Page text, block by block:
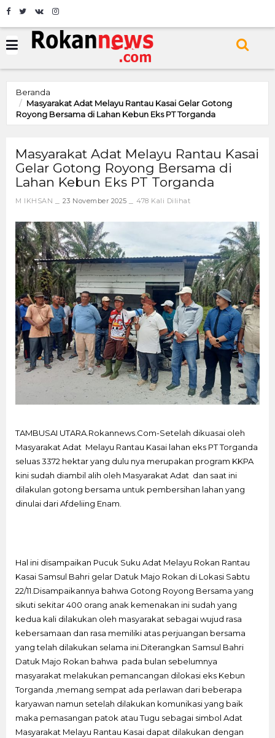
Beranda
Masyarakat Adat Melayu Rantau Kasai Gelar Gotong
Royong Bersama di Lahan Kebun Eks PT Torganda
Masyarakat Adat Melayu Rantau Kasai
Gelar Gotong Royong Bersama di
Lahan Kebun Eks PT Torganda
M IKHSAN 23 November 2025 478 Kali Dilihat
TAMBUSAI UTARA.Rokannews.Com-Setelah dikuasai oleh
Masyarakat Adat Melayu Rantau Kasai lahan eks PT Torganda
seluas 3372 hektar yang dulu nya merupakan program KKPA
kini sudah diambil alih oleh Masyarakat Adat dan saat ini
dilakulan gotong bersama untuk pembersihan lahan yang
dinulai dari Afdeliing Enam.
Hal ini disampaikan Pucuk Suku Adat Melayu Rokan Rantau
Kasai Samsul Bahri gelar Datuk Majo Rokan di Lokasi Sabtu
22/11.Disampaikannya bahwa Gotong Royong Bersama yang
sikuti sekitar 400 orang anak kemenakan ini sudah yang
kedua kali dilakukan oleh masyarakat sebagai wujud rasa
kebersamaan dan rasa memiliki atas perjuangan bersama
yang telah dilakukan selama ini.Diterangkan Samsul Bahri
Datuk Majo Rokan bahwa pada bulan sebelumnya
masyarakat melakukan pemancangan dilokasi eks Kebun
Torganda ,memang sempat ada perlawan dari beberapa
karyawan namun setelah dilakukan komunikasi yang baik
maka pemasangan patok atau Tugu sebagai simbol Adat
Masyarakat Melayu Rantau Kasai dapat dilakukan dengan